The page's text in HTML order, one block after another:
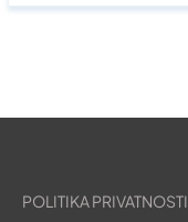
POLITIKA PRIVATNOSTI